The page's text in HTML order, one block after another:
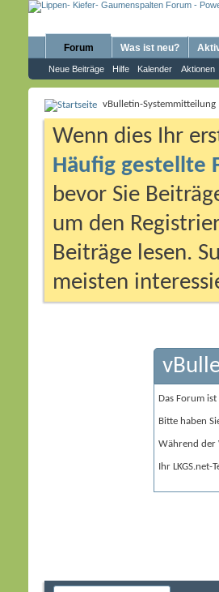
Forum
Neue Beiträge Hilfe Kalender Aktionen
Was ist neu?
vBulletin-Systemmitteilung
Wenn dies Ihr
Häufig gestellte
bevor Sie
um den
Beiträge lesen.
meisten
Das Forum
Bitte haben
Während der
Ihr LKGS.net-